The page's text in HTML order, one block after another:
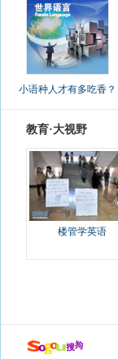
小语种人才有多吃香？
教育·大视野
楼管学英语